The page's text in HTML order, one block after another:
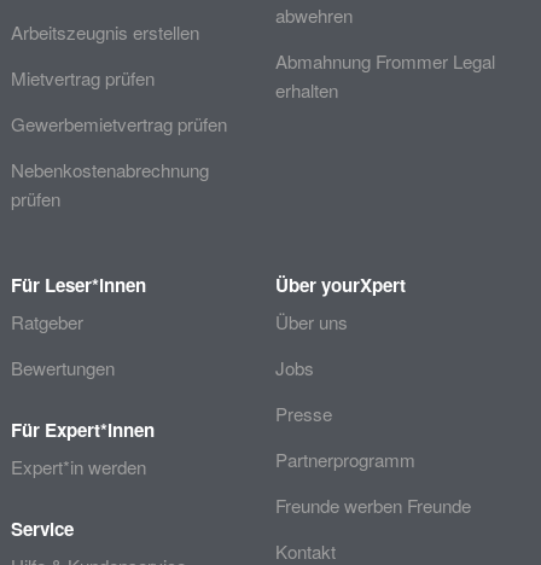
Arbeitszeugnis erstellen
Mietvertrag prüfen
Gewerbemietvertrag prüfen
Nebenkostenabrechnung
prüfen
abwehren
Abmahnung Frommer Legal
erhalten
Für Leser*innen
Ratgeber
Bewertungen
Für Expert*innen
Expert*in werden
Service
Über yourXpert
Über uns
Jobs
Presse
Partnerprogramm
Freunde werben Freunde
Kontakt